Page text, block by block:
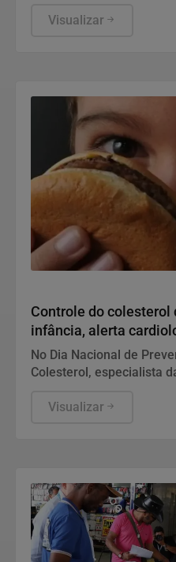
crianças e adolescentes,
Visualizar
Controle do colesterol
infância, alerta
No Dia Nacional de
Colesterol, especialista
anos, alimentação
Visualizar